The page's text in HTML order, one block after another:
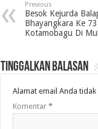
Previous
Besok Kejurda
Bhayangkara Ke
Kotamobagu Di
Tinggalkan Balasan
Alamat email Anda
Komentar *